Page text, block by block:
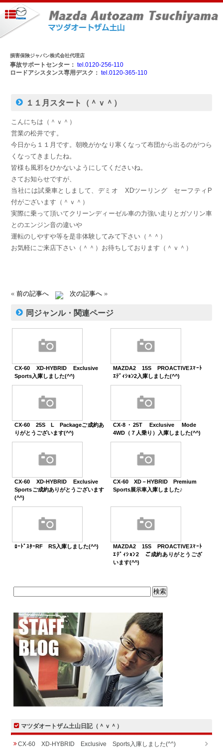
損害保険ジャパン株式会社代理店
事故サポートセンター： tel.0120-256-110
ロードアシスタンス専用デスク： tel.0120-365-110
１１月スタート（＾ｖ＾）
こんにちは（＾ｖ＾）
営業の松井です。
今日から１１月です。朝晩がかなり寒くなって布団から出るのがつら
くなってきましたね。
皆様も風邪をひかないようにしてくださいね。
さてお知らせですが、
当社には試乗車としまして、デミオ XDツーリング セーフティP
付がございます（＾ｖ＾）
実際に乗って頂いてクリーンディーゼル車の力強い走りとガソリン車
とのエンジン音の違いや
運転のしやすや等を是非体験してみて下さい（＾＾）
お気軽にご来店下さい（＾＾）お待ちしております（＾ｖ＾）
«前の記事へ 次の記事へ »
同ジャンル・関連ページ
CX-60 XD-HYBRID Exclusive
Sports入庫しました(^^)
MAZDA2 15S PROACTIVEｽﾏｰﾄ
ｴﾃﾞｨｼｮﾝ2入庫しました(^^)
CX-60 25S L Packageご成約あ
りがとうございます(^^)
CX-8・25T Exclusive Mode
4WD（７人乗り）入庫しました(^^)
CX-60 XD-HYBRID Exclusive
Sportsご成約ありがとうございます
(^^)
CX-60 XD－HYBRID Premium
Sports展示車入庫しました♪
ﾛｰﾄﾞｽﾀｰRF RS入庫しました(^^)
MAZDA2 15S PROACTIVEｽﾏｰﾄ
ｴﾃﾞｨｼｮﾝ2 ご成約ありがとうござ
います(^^)
マツダオートザム土山日記（＾ｖ＾）
CX-60 XD-HYBRID Exclusive Sports入庫しました(^^)